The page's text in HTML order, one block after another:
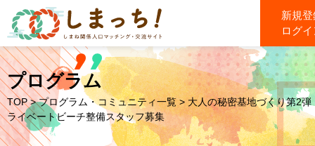
新規
ログ
プログラム
TOP >プログラム・コミュニティ一覧> 大人の秘密基地づくり第2弾
ライベートビーチ整備スタッフ募集